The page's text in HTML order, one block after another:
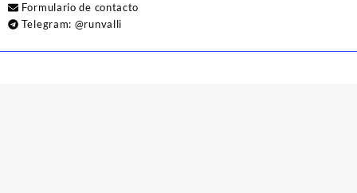
Formulario de contacto
Telegram: @runvalli